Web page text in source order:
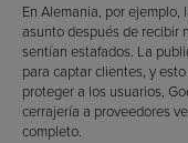
En Alemania, por
asunto después de recibir
sentían estafados. La
para captar clientes, y
proteger a los usuarios,
cerrajería a proveedores
completo.